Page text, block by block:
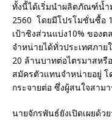
ทั้งนี้ได้เริ่มนำผลิตภัณฑ์น้ำ
2560 โดยมีโปรโมชั่นซื้อ
เป้าชิงส่วนแบ่ง10% ของ
จำหน่ายได้ทั่วประเทศภา
20 ล้านบาทต่อไตรมาสหรื
สมัครตัวแทนจำหน่ายอยู่
กระจายต่อ ซึ่งผู้สนใจสาม
นายจักรพันธ์ยังเปิดเผยด้ว